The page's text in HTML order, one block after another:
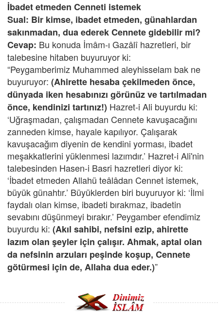
İbadet etmeden Cenneti istemek
Sual: Bir kimse, ibadet etmeden, günahlardan
sakınmadan, dua ederek Cennete gidebilir mi?
Cevap: Bu konuda İmâm-ı Gazâlî hazretleri, bir
talebesine hitaben buyuruyor ki:
“Peygamberimiz Muhammed aleyhisselam bak ne
buyuruyor: (Ahirette hesaba çekilmeden önce,
dünyada iken hesabınızı görünüz ve tartılmadan
önce, kendinizi tartınız!) Hazret-i Ali buyurdu ki:
‘Uğraşmadan, çalışmadan Cennete kavuşacağını
zanneden kimse, hayale kapılıyor. Çalışarak
kavuşacağım diyenin de kendini yorması, ibadet
meşakkatlerini yüklenmesi lazımdır.’ Hazret-i Ali'nin
talebesinden Hasen-i Basri hazretleri diyor ki:
‘İbadet etmeden Allahü teâlâdan Cennet istemek,
büyük günahtır.’ Büyüklerden biri buyuruyor ki: ‘İlmi
faydalı olan kimse, ibadeti bırakmaz, ibadetin
sevabını düşünmeyi bırakır.’ Peygamber efendimiz
buyurdu ki: (Akıl sahibi, nefsini ezip, ahirette
lazım olan şeyler için çalışır. Ahmak, aptal olan
da nefsinin arzuları peşinde koşup, Cennete
götürmesi için de, Allaha dua eder.)”